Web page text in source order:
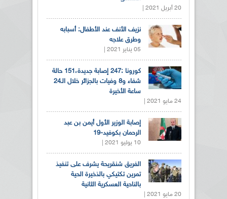
20 أبريل 2021 |
نزيف الأنف عند الأطفال: أسبابه
وطرق علاجه
05 يناير 2021 |
كورونا :247 إصابة جديدة،151 حالة
شفاء و8 وفيات بالجزائر خلال الـ24
ساعة الأخيرة
24 مايو 2021 |
إصابة الوزير الأول أيمن بن عبد
الرحمان بكوفيد-19
10 يوليو 2021 |
الفريق شنقريحة يشرف على تنفيذ
تمرين تكتيكي بالذخيرة الحية
بالناحية العسكرية الثانية
20 مايو 2021 |